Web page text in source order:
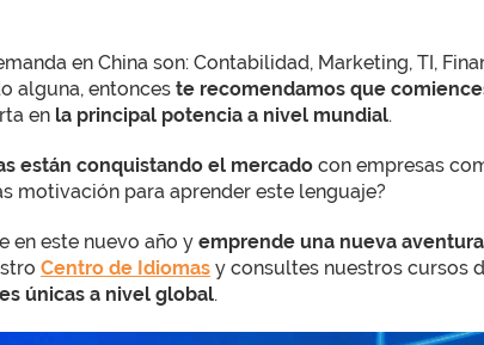
en China son: Contabilidad, Marketing, TI,
alguna, entonces te recomendamos que
en la principal potencia a nivel mundial.
están conquistando el mercado con empresas
motivación para aprender este lenguaje?
en este nuevo año y emprende una nueva
Centro de Idiomas y consultes nuestros cursos
únicas a nivel global.